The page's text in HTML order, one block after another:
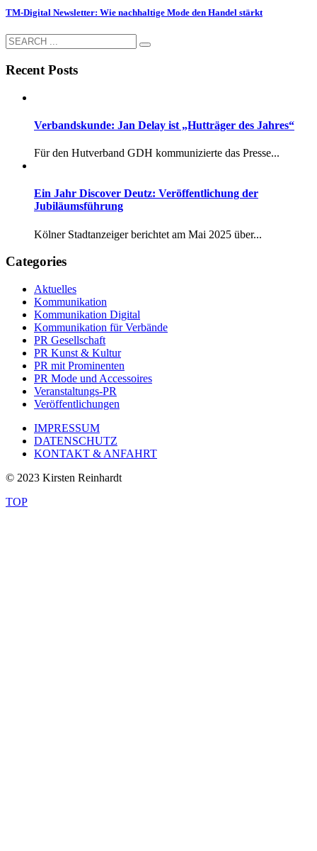
TM-Digital Newsletter: Wie nachhaltige Mode den Handel stärkt
Recent Posts
Verbandskunde: Jan Delay ist „Hutträger des Jahres“
Für den Hutverband GDH kommunizierte das Presse...
Ein Jahr Discover Deutz: Veröffentlichung der
Jubiläumsführung
Kölner Stadtanzeiger berichtet am Mai 2025 über...
Categories
Aktuelles
Kommunikation
Kommunikation Digital
Kommunikation für Verbände
PR Gesellschaft
PR Kunst & Kultur
PR mit Prominenten
PR Mode und Accessoires
Veranstaltungs-PR
Veröffentlichungen
IMPRESSUM
DATENSCHUTZ
KONTAKT & ANFAHRT
© 2023 Kirsten Reinhardt
TOP